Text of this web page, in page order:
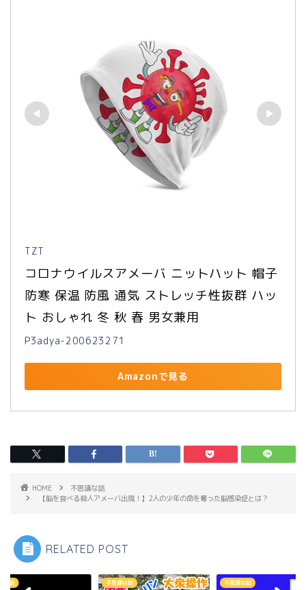
TZT
コロナウイルスアメーバ ニットハット 帽子
防寒 保温 防風 通気 ストレッチ性抜群 ハッ
ト おしゃれ 冬 秋 春 男女兼用
P3adya-200623271
Amazonで見る
HOME
不思議な話
【脳を食べる殺人アメーバ出現！】2人の少年の命を奪った脳感染症とは？
RELATED POST
な話 不思議な話 不思議な話